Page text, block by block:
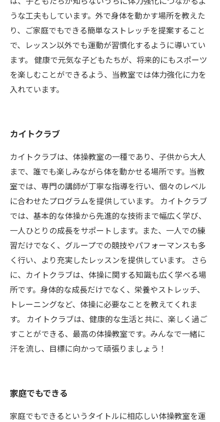
うな工夫もしています。外で身体を動かす場所を教えた
り、ご家庭でもできる簡単なストレッチを提案すること
で、レッスン以外でも運動が習慣化するように導いてい
ます。 健康で元気な子どもたちが、将来的にもスポーツ
を楽しむことができるよう、当教室では体力強化に力を
入れています。
カイトクラブ
カイトクラブは、体操教室の一種であり、子供から大人
まで、誰でも楽しみながら体を動かせる場所です。当教
室では、専門の講師が丁寧な指導を行い、個々のレベル
に合わせたプログラムを提供しています。 カイトクラブ
では、基本的な体操から先進的な技術まで幅広く学び、
一人ひとりの成長をサポートします。また、一人での練
習だけでなく、グループでの競技やパフォーマンスも多
く行い、より充実したレッスンを提供しています。 さら
に、カイトクラブは、体操に関する知識も広く学べる場
所です。身体的な成長だけでなく、栄養やストレッチ、
トレーニングなど、体操に必要なことを教えてくれま
す。 カイトクラブは、健康的な生活と共に、楽しく過ご
すことができる、最高の体操教室です。みんなで一緒に
汗を流し、目標に向かって頑張りましょう！
家庭でもできる
家庭でもできるというタイトルに相応しい体操教室を運